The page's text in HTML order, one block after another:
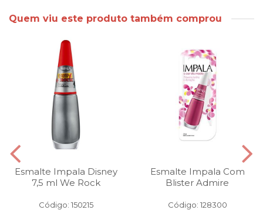
Quem viu este produto também comprou
Esmalte Impala Disney
7,5 ml We Rock
Código: 150215
Esmalte Impala Com
Blister Admire
Código: 128300